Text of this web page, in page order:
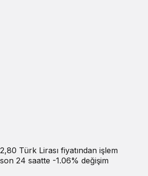
Türk Lirası fiyatından işlem
24 saatte -1.06% değişim